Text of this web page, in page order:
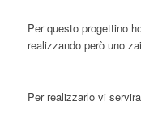
Per questo progettino
realizzando però uno
Per realizzarlo vi